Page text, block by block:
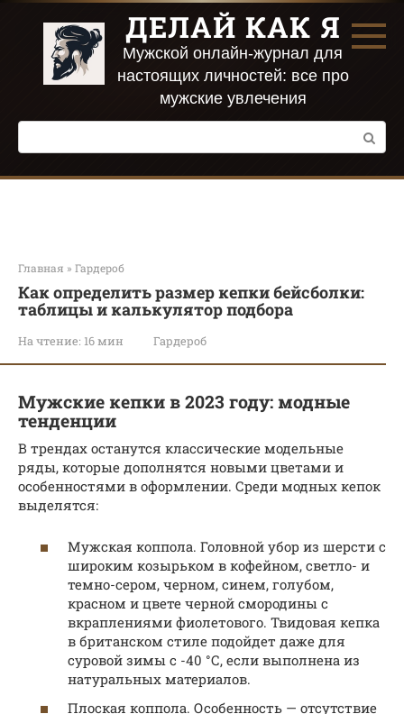
Перейти
контенту
ДЕЛАЙ КАК Я
Мужской онлайн-журнал для
настоящих личностей: все про
мужские увлечения
Поиск:
Главная » Гардероб
Как определить размер кепки бейсболки:
таблицы и калькулятор подбора
На чтение: 16 мин Гардероб
Мужские кепки в 2023 году: модные
тенденции
В трендах останутся классические модельные
ряды, которые дополнятся новыми цветами и
особенностями в оформлении. Среди модных кепок
выделятся:
Мужская коппола. Головной убор из шерсти с
широким козырьком в кофейном, светло- и
темно-сером, черном, синем, голубом,
красном и цвете черной смородины с
вкраплениями фиолетового. Твидовая кепка
в британском стиле подойдет даже для
суровой зимы с -40 °С, если выполнена из
натуральных материалов.
Плоская коппола. Особенность — отсутствие